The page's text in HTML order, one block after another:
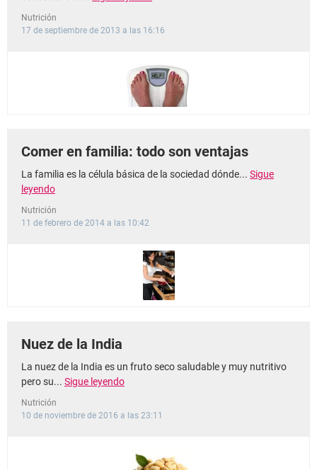
SEXUALIDAD
Nutrición
17 de septiembre de 2013 a las 16:16
Comer en familia: todo son ventajas
La familia es la célula básica de la sociedad dónde... Sigue
leyendo
Nutrición
11 de febrero de 2014 a las 10:42
Nuez de la India
La nuez de la India es un fruto seco saludable y muy nutritivo
pero su... Sigue leyendo
Nutrición
10 de noviembre de 2016 a las 23:11